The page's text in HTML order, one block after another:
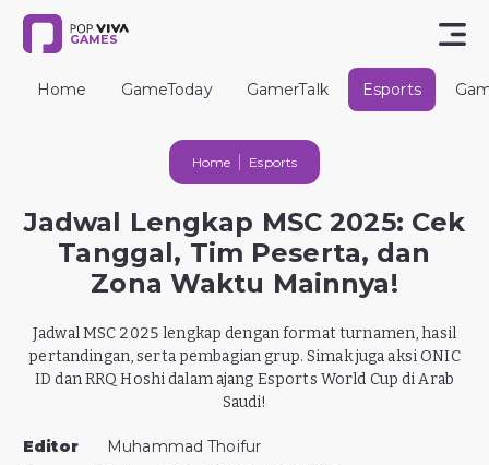
GAMES
Home GameToday GamerTalk Esports
Home Esports
Jadwal Lengkap MSC 2025: Cek
Tanggal, Tim Peserta, dan
Zona Waktu Mainnya!
Jadwal MSC 2025 lengkap dengan format turnamen, hasil
pertandingan, serta pembagian grup. Simak juga aksi ONIC
ID dan RRQ Hoshi dalam ajang Esports World Cup di Arab
Saudi!
Editor
Muhammad Thoifur